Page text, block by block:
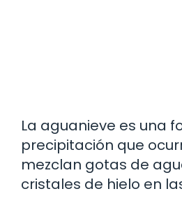
La aguanieve es una
precipitación que
mezclan gotas de
cristales de hielo en